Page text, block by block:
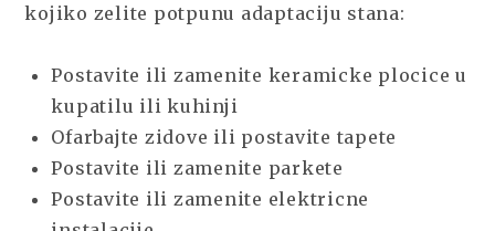
kojiko zelite potpunu adaptaciju stana:
Postavite ili zamenite keramicke plocice u
kupatilu ili kuhinji
Ofarbajte zidove ili postavite tapete
Postavite ili zamenite parkete
Postavite ili zamenite elektricne